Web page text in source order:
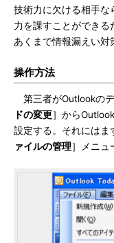
技術力に欠ける相手な
力を課すことができる
あくまで情報漏えい対
操作方法
第三者がOutlookの
ドの変更］から
設定する。それにはま
ァイルの管理］メニュ